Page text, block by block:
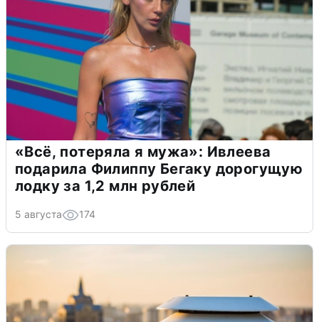
«Всё, потеряла я мужа»: Ивлеева
подарила Филиппу Бегаку дорогущую
лодку за 1,2 млн рублей
5 августа 174